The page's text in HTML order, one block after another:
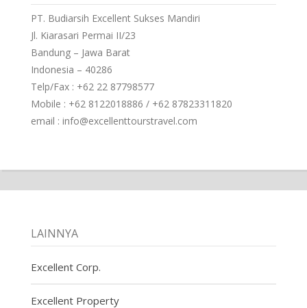
PT. Budiarsih Excellent Sukses Mandiri
Jl. Kiarasari Permai II/23
Bandung – Jawa Barat
Indonesia – 40286
Telp/Fax : +62 22 87798577
Mobile : +62 8122018886 / +62 87823311820
email : info@excellenttourstravel.com
LAINNYA
Excellent Corp.
Excellent Property